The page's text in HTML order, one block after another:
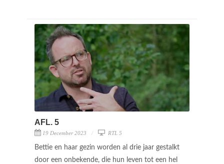
AFL. 5
19 December 2023 RTL 5
Bettie en haar gezin worden al drie jaar gestalkt
door een onbekende, die hun leven tot een hel